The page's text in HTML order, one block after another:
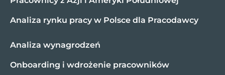
Analiza rynku pracy w Polsce dla Pracodawcy
Analiza wynagrodzeń
Onboarding i wdrożenie pracowników